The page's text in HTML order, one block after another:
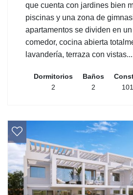
que cuenta con jardines bien
piscinas y una zona de
apartamentos se dividen en
comedor, cocina abierta
lavandería, terraza con vistas...
Dormitorios
2
Baños
2